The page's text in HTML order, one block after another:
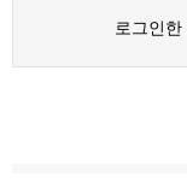
로그인